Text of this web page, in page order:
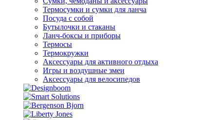
Термосумки и сумки для ланча
Посуда с собой
Бутылочки и стаканы
Ланч-боксы и приборы
Термосы
Термокружки
Аксессуары для активного отдыха
Игры и воздушные змеи
Аксессуары для велосипедов